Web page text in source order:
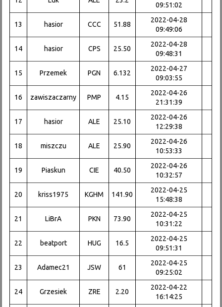
09:51:02
13 hasior CCC 51.88
2022-04-28
09:49:06
14 hasior CPS 25.50
2022-04-28
09:48:31
15 Przemek PGN 6.132
2022-04-27
09:03:55
16 zawiszaczarny PMP 4.15
2022-04-26
21:31:39
17 hasior ALE 25.10
2022-04-26
12:29:38
18 miszczu ALE 25.90
2022-04-26
10:53:33
19 Piaskun CIE 40.50
2022-04-26
10:32:57
20 kriss1975 KGHM 141.90
2022-04-25
15:48:38
21 LiBrA PKN 73.90
2022-04-25
10:31:22
22 beatport HUG 16.5
2022-04-25
09:51:31
23 Adamec21 JSW 61
2022-04-25
09:25:02
24 Grzesiek ZRE 2.20
2022-04-22
16:14:25